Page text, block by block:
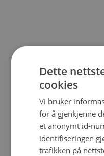
Dette
cookies
Vi bruker
for å gjenkjenne
et anonymt id-
identifiseringen
trafikken på